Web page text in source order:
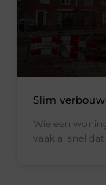
Slim
Wie een
vaak al snel